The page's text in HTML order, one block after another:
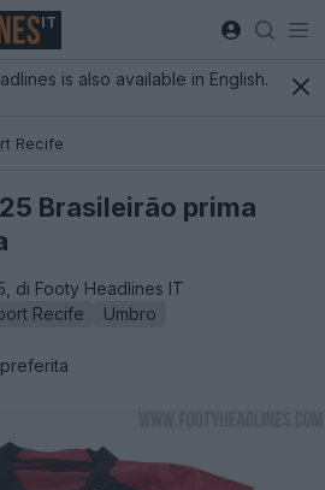
IT
is also available in English.
Recife
Brasileirão prima
di Footy Headlines IT
Recife
Umbro